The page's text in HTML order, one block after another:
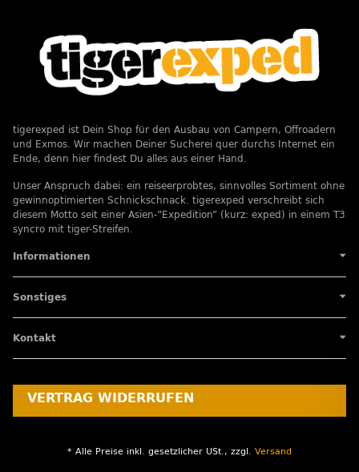
tigerexped ist Dein Shop für den Ausbau von Campern, Offroadern
und Exmos. Wir machen Deiner Sucherei quer durchs Internet ein
Ende, denn hier findest Du alles aus einer Hand.
Unser Anspruch dabei: ein reiseerprobtes, sinnvolles Sortiment ohne
gewinnoptimierten Schnickschnack. tigerexped verschreibt sich
diesem Motto seit einer Asien-”Expedition” (kurz: exped) in einem T3
syncro mit tiger-Streifen.
Informationen
Sonstiges
Kontakt
VERTRAG WIDERRUFEN
* Alle Preise inkl. gesetzlicher USt., zzgl. Versand